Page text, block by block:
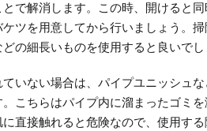
で解消します。この時、開けると
ツを用意してから行いましょう。
の細長いものを使用すると良いでし
いない場合は、パイプユニッシュ
こちらはパイプ内に溜まったゴミ
直接触れると危険なので、使用す